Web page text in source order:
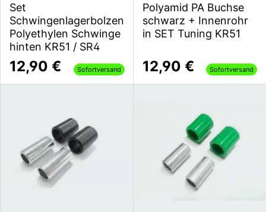
Set
Schwingenlagerbolzen
Polyethylen Schwinge
hinten KR51 / SR4
12,90 € Sofortversand
Polyamid PA Buchse
schwarz + Innenrohr
in SET Tuning KR51
12,90 € Sofortversand